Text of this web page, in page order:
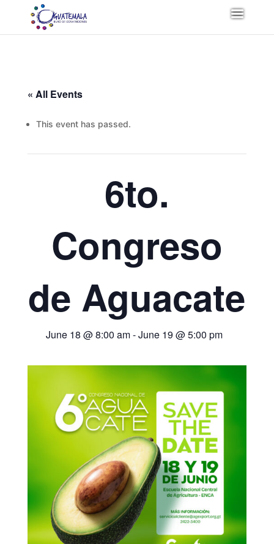
« All Events
This event has passed.
6to.
Congreso
de Aguacate
June 18 @ 8:00 am-June 19 @ 5:00 pm